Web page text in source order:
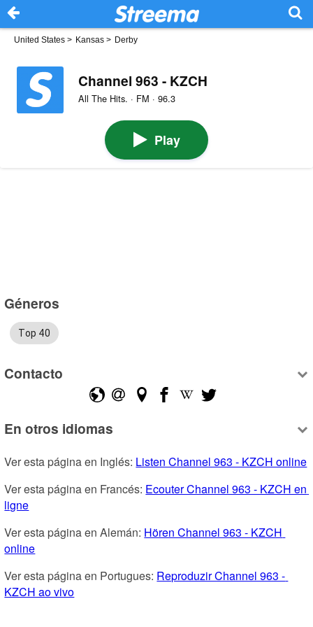
United States > Kansas > Derby
Channel 963 - KZCH
All The Hits. · FM · 96.3
Play
Géneros
Top 40
Contacto
En otros idiomas
Ver esta página en Inglés: Listen Channel 963 - KZCH online
Ver esta página en Francés: Ecouter Channel 963 - KZCH en
ligne
Ver esta página en Alemán: Hören Channel 963 - KZCH
online
Ver esta página en Portugues: Reproduzir Channel 963 -
KZCH ao vivo